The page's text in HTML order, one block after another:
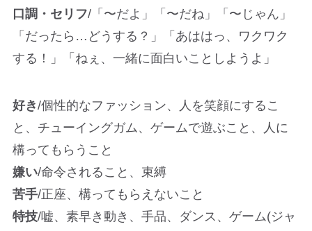
口調・セリフ/「〜だよ」「〜だね」「〜じゃん」
「だったら…どうする？」「あははっ、ワクワク
する！」「ねぇ、一緒に面白いことしようよ」
好き/個性的なファッション、人を笑顔にするこ
と、チューイングガム、ゲームで遊ぶこと、人に
構ってもらうこと
嫌い/命令されること、束縛
苦手/正座、構ってもらえないこと
特技/嘘、素早き動き、手品、ダンス、ゲーム(ジャ